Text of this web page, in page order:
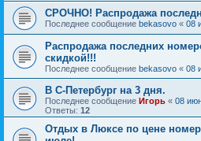
СРОЧНО! Распродажа
Последнее сообщение bekasovo « 08
Распродажа последних
скидкой!!!
Последнее сообщение bekasovo « 08
В С-Петербург на 3 дня.
Последнее сообщение Игорь « 08
Ответы: 12
Отдых в Люксе по цене